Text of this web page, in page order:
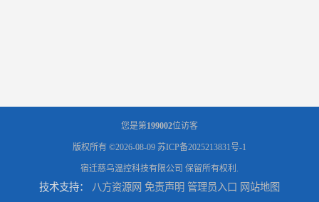
您是第199002位访客
版权所有 ©2026-08-09 苏ICP备2025213831号-1
宿迁慈乌温控科技有限公司 保留所有权利.
技术支持： 八方资源网 免责声明 管理员入口 网站地图